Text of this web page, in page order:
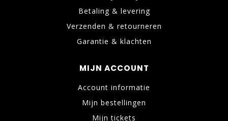
Betaling & levering
Verzenden & retourneren
Garantie & klachten
MIJN ACCOUNT
Account informatie
Mijn bestellingen
Mijn tickets